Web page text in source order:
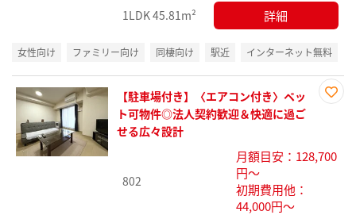
1LDK45.81m² 詳細
女性向け ファミリー向け 同棲向け 駅近 インターネット無料
録
【駐車場付き】〈エアコン付き〉ペッ
ト可物件◎法人契約歓迎＆快適に過ご
せる広々設計
802
月額目安：128,700
円～
初期費用他：
44,000円～